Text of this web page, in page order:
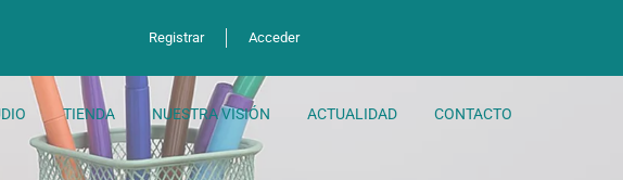
Registrar Acceder
TIENDA NUESTRA VISIÓN ACTUALIDAD CONTACTO